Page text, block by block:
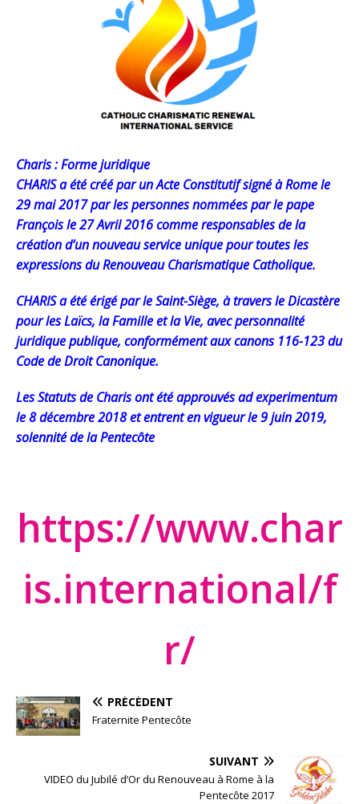
Charis : Forme juridique
CHARIS a été créé par un Acte Constitutif signé à Rome le
29 mai 2017 par les personnes nommées par le pape
François le 27 Avril 2016 comme responsables de la
création d’un nouveau service unique pour toutes les
expressions du Renouveau Charismatique Catholique.
CHARIS a été érigé par le Saint-Siège, à travers le Dicastère
pour les Laïcs, la Famille et la Vie, avec personnalité
juridique publique, conformément aux canons 116-123 du
Code de Droit Canonique.
Les Statuts de Charis ont été approuvés ad experimentum
le 8 décembre 2018 et entrent en vigueur le 9 juin 2019,
solennité de la Pentecôte
https://www.char
is.international/f
r/
PRÉCÉDENT
Fraternite Pentecôte
SUIVANT
VIDEO du Jubilé d’Or du Renouveau à Rome à la
Pentecôte 2017